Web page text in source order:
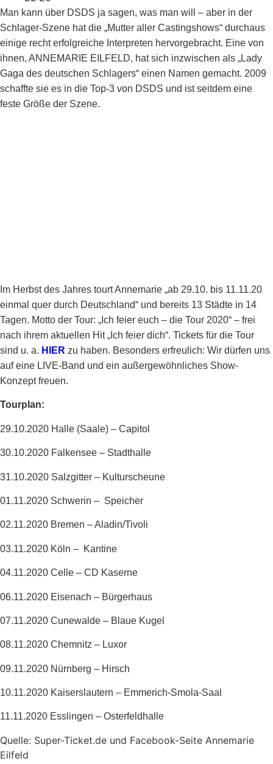
Man kann über DSDS ja sagen, was man will – aber in der
Schlager-Szene hat die „Mutter aller Castingshows“ durchaus
einige recht erfolgreiche Interpreten hervorgebracht. Eine von
ihnen, ANNEMARIE EILFELD, hat sich inzwischen als „Lady
Gaga des deutschen Schlagers“ einen Namen gemacht. 2009
schaffte sie es in die Top-3 von DSDS und ist seitdem eine
feste Größe der Szene.
Im Herbst des Jahres tourt Annemarie „ab 29.10. bis 11.11.20
einmal quer durch Deutschland“ und bereits 13 Städte in 14
Tagen. Motto der Tour: „Ich feier euch – die Tour 2020“ – frei
nach ihrem aktuellen Hit „Ich feier dich“. Tickets für die Tour
sind u. a. HIER zu haben. Besonders erfreulich: Wir dürfen uns
auf eine LIVE-Band und ein außergewöhnliches Show-
Konzept freuen.
Tourplan:
29.10.2020 Halle (Saale) – Capitol
30.10.2020 Falkensee – Stadthalle
31.10.2020 Salzgitter – Kulturscheune
01.11.2020 Schwerin – Speicher
02.11.2020 Bremen – Aladin/Tivoli
03.11.2020 Köln – Kantine
04.11.2020 Celle – CD Kaserne
06.11.2020 Eisenach – Bürgerhaus
07.11.2020 Cunewalde – Blaue Kugel
08.11.2020 Chemnitz – Luxor
09.11.2020 Nürnberg – Hirsch
10.11.2020 Kaiserslautern – Emmerich-Smola-Saal
11.11.2020 Esslingen – Osterfeldhalle
Quelle: Super-Ticket.de und Facebook-Seite Annemarie
Eilfeld